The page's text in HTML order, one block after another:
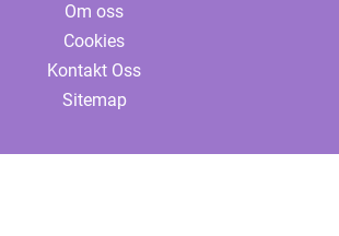
Om oss
Cookies
Kontakt Oss
Sitemap